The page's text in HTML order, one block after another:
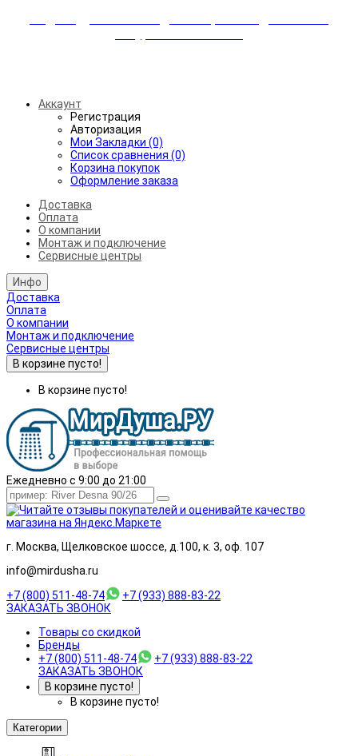
Аккаунт
Регистрация
Авторизация
Мои Закладки (0)
Список сравнения (0)
Корзина покупок
Оформление заказа
Доставка
Оплата
О компании
Монтаж и подключение
Сервисные центры
Инфо
Доставка
Оплата
О компании
Монтаж и подключение
Сервисные центры
В корзине пусто!
В корзине пусто!
Ежедневно с 9:00 до 21:00
г. Москва, Щелковское шоссе, д.100, к. 3, оф. 107
info@mirdusha.ru
+7 (800) 511-48-74
+7 (933) 888-83-22
ЗАКАЗАТЬ ЗВОНОК
Товары со скидкой
Бренды
+7 (800) 511-48-74
+7 (933) 888-83-22
ЗАКАЗАТЬ ЗВОНОК
В корзине пусто!
В корзине пусто!
Категории